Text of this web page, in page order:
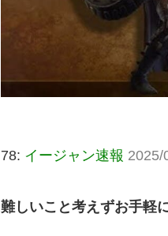
78: イージャン速報 2025/
難しいこと考えずお手軽